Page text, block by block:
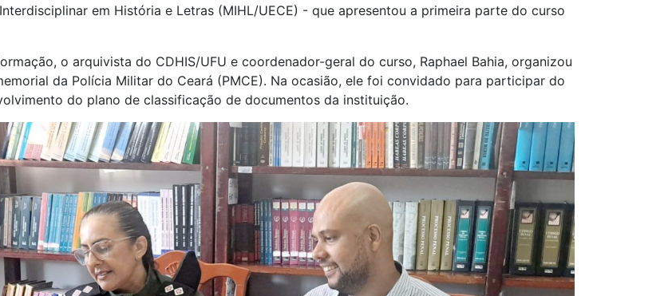
em História e Letras (MIHL/UECE) - que apresentou a primeira parte do curso
o arquivista do CDHIS/UFU e coordenador-geral do curso, Raphael Bahia, organizou
da Polícia Militar do Ceará (PMCE). Na ocasião, ele foi convidado para participar do
do plano de classificação de documentos da instituição.